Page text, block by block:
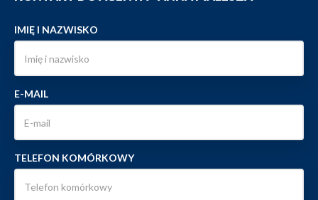
IMIĘ I NAZWISKO
E-MAIL
TELEFON KOMÓRKOWY